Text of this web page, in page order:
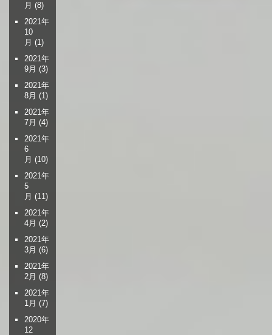
月 (8)
2021年
10
月 (1)
2021年
9月 (3)
2021年
8月 (1)
2021年
7月 (4)
2021年
6
月 (10)
2021年
5
月 (11)
2021年
4月 (2)
2021年
3月 (6)
2021年
2月 (8)
2021年
1月 (7)
2020年
12